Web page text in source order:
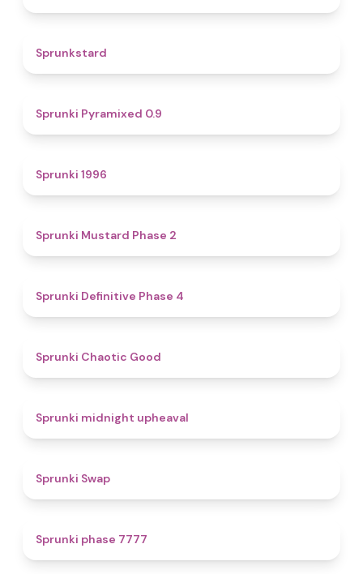
Sprunkstard
Sprunki Pyramixed 0.9
Sprunki 1996
Sprunki Mustard Phase 2
Sprunki Definitive Phase 4
Sprunki Chaotic Good
Sprunki midnight upheaval
Sprunki Swap
Sprunki phase 7777